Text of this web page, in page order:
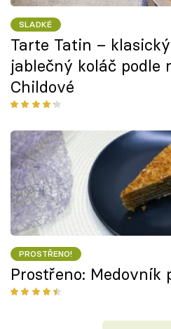
SLADKÉ
Tarte Tatin –
jablečný koláč podle
Childové
PROSTŘENO!
Prostřeno: Medovník